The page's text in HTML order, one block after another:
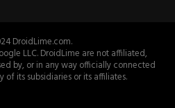
DroidLime.com.
LLC. DroidLime are not affiliated,
by, or in any way officially connected
of its subsidiaries or its affiliates.